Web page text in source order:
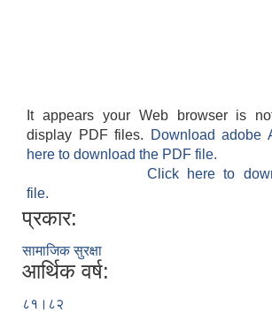
It appears your Web browser is
display PDF files.
Download adobe
here to download the PDF file.
Click here to
file.
प्रकार:
सामाजिक सुरक्षा
आर्थिक वर्ष:
८१।८२